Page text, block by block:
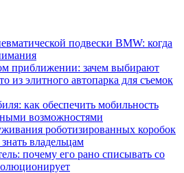
подвески BMW: когда
приближении: зачем выбирают
из элитного автопарка для съемок
как обеспечить мобильность
возможностями
роботизированных коробок
владельцам
почему его рано списывать со